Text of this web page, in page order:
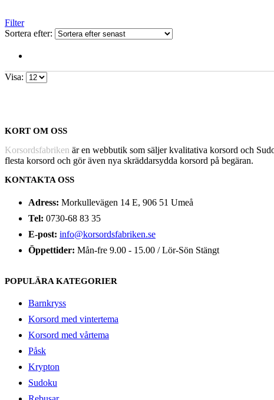
Filter
Sortera efter:
Visa:
KORT OM OSS
Korsordsfabriken är en webbutik som säljer kvalitativa korsord och
flesta korsord och gör även nya skräddarsydda korsord på begäran.
KONTAKTA OSS
Adress: Morkullevägen 14 E, 906 51 Umeå
Tel: 0730-68 83 35
E-post: info@korsordsfabriken.se
Öppettider: Mån-fre 9.00 - 15.00 / Lör-Sön Stängt
POPULÄRA KATEGORIER
Barnkryss
Korsord med vintertema
Korsord med vårtema
Påsk
Krypton
Sudoku